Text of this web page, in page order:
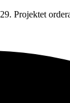
Projektet